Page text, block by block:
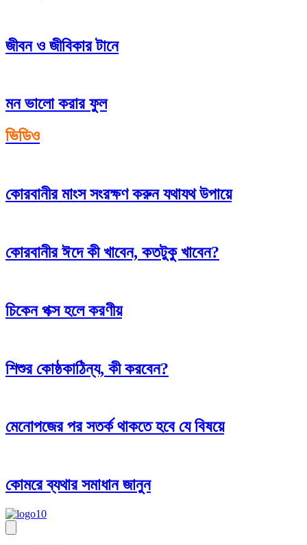
জীবন ও জীবিকার টানে
মন ভালো করার ফুল
ভিডিও
কোরবানীর মাংস সংরক্ষণ করুন যথাযথ উপায়ে
কোরবানীর ঈদে কী খাবেন, কতটুকু খাবেন?
চিকেন পক্স হলে করণীয়
শিশুর কোষ্ঠকাঠিন্য, কী করবেন?
মেনোপজের পর সতর্ক থাকতে হবে যে বিষয়ে
কোমরে ব্যথার সমাধান জানুন